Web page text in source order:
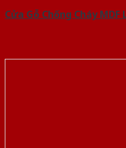
Cửa Gỗ Chống Cháy